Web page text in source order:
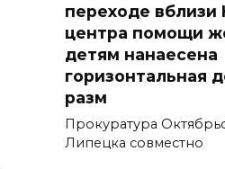
переходе вблизи
центра помощи
детям нанаесена
горизонтальная
разм
Прокуратура
Липецка совместно